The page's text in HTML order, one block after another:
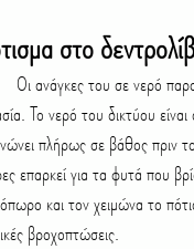
στο
Το νερό του δικτύου
πλήρως σε βάθος πριν
επαρκεί για τα φυτά που
και τον χειμώνα το
βροχοπτώσεις.